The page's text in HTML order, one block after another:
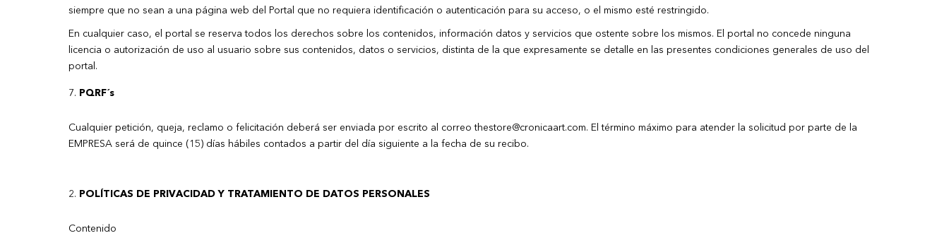
siempre que no sean a una página web del Portal que no requiera identificación o autenticación para su acceso, o el mismo esté restringido.
En cualquier caso, el portal se reserva todos los derechos sobre los contenidos, información datos y servicios que ostente sobre los mismos. El portal no concede ninguna
licencia o autorización de uso al usuario sobre sus contenidos, datos o servicios, distinta de la que expresamente se detalle en las presentes condiciones generales de uso del
portal.
PQRF´s
Cualquier petición, queja, reclamo o felicitación deberá ser enviada por escrito al correothestore@cronicaart.com. El término máximo para atender la solicitud por parte de la
EMPRESA será de quince (15) días hábiles contados a partir del día siguiente a la fecha de su recibo.
POLÍTICAS DE PRIVACIDAD Y TRATAMIENTO DE DATOS PERSONALES
Contenido